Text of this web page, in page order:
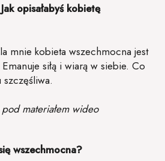
opisałabyś kobietę
mnie kobieta wszechmocna jest
siłą i wiarą w siebie. Co
materiałem wideo
wszechmocna?